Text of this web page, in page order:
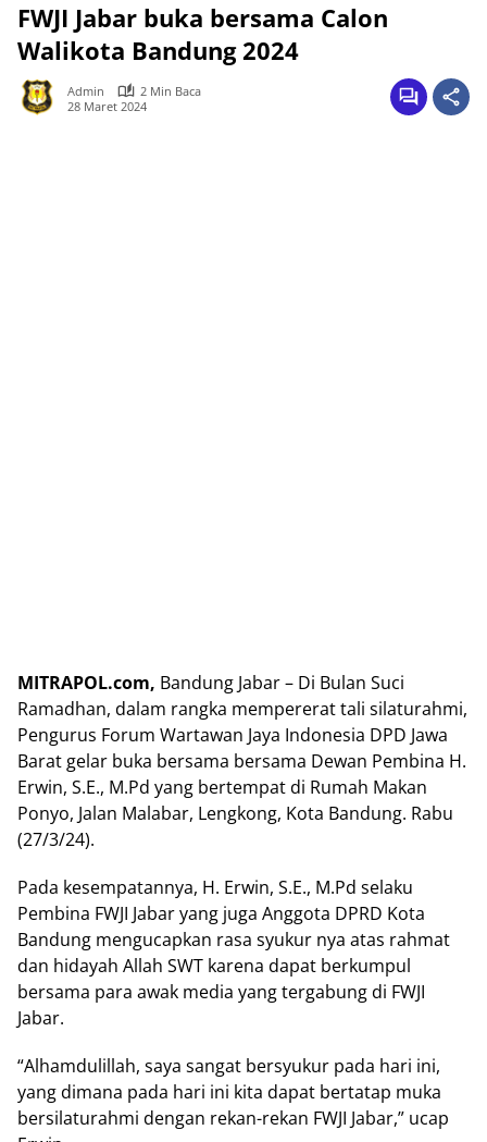
FWJI Jabar buka bersama Calon
Walikota Bandung 2024
Admin
2 Min Baca
28 Maret 2024
MITRAPOL.com, Bandung Jabar – Di Bulan Suci
Ramadhan, dalam rangka mempererat tali silaturahmi,
Pengurus Forum Wartawan Jaya Indonesia DPD Jawa
Barat gelar buka bersama bersama Dewan Pembina H.
Erwin, S.E., M.Pd yang bertempat di Rumah Makan
Ponyo, Jalan Malabar, Lengkong, Kota Bandung. Rabu
(27/3/24).
Pada kesempatannya, H. Erwin, S.E., M.Pd selaku
Pembina FWJI Jabar yang juga Anggota DPRD Kota
Bandung mengucapkan rasa syukur nya atas rahmat
dan hidayah Allah SWT karena dapat berkumpul
bersama para awak media yang tergabung di FWJI
Jabar.
“Alhamdulillah, saya sangat bersyukur pada hari ini,
yang dimana pada hari ini kita dapat bertatap muka
bersilaturahmi dengan rekan-rekan FWJI Jabar,” ucap